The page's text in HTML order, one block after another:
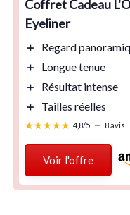
Coffret Cadeau
Eyeliner
＋
Regard
＋
Longue tenue
＋
Résultat intense
＋
Tailles réelles
★★★★★
★★★★★ 4,8/5 — 8 avis
Voir l'offre